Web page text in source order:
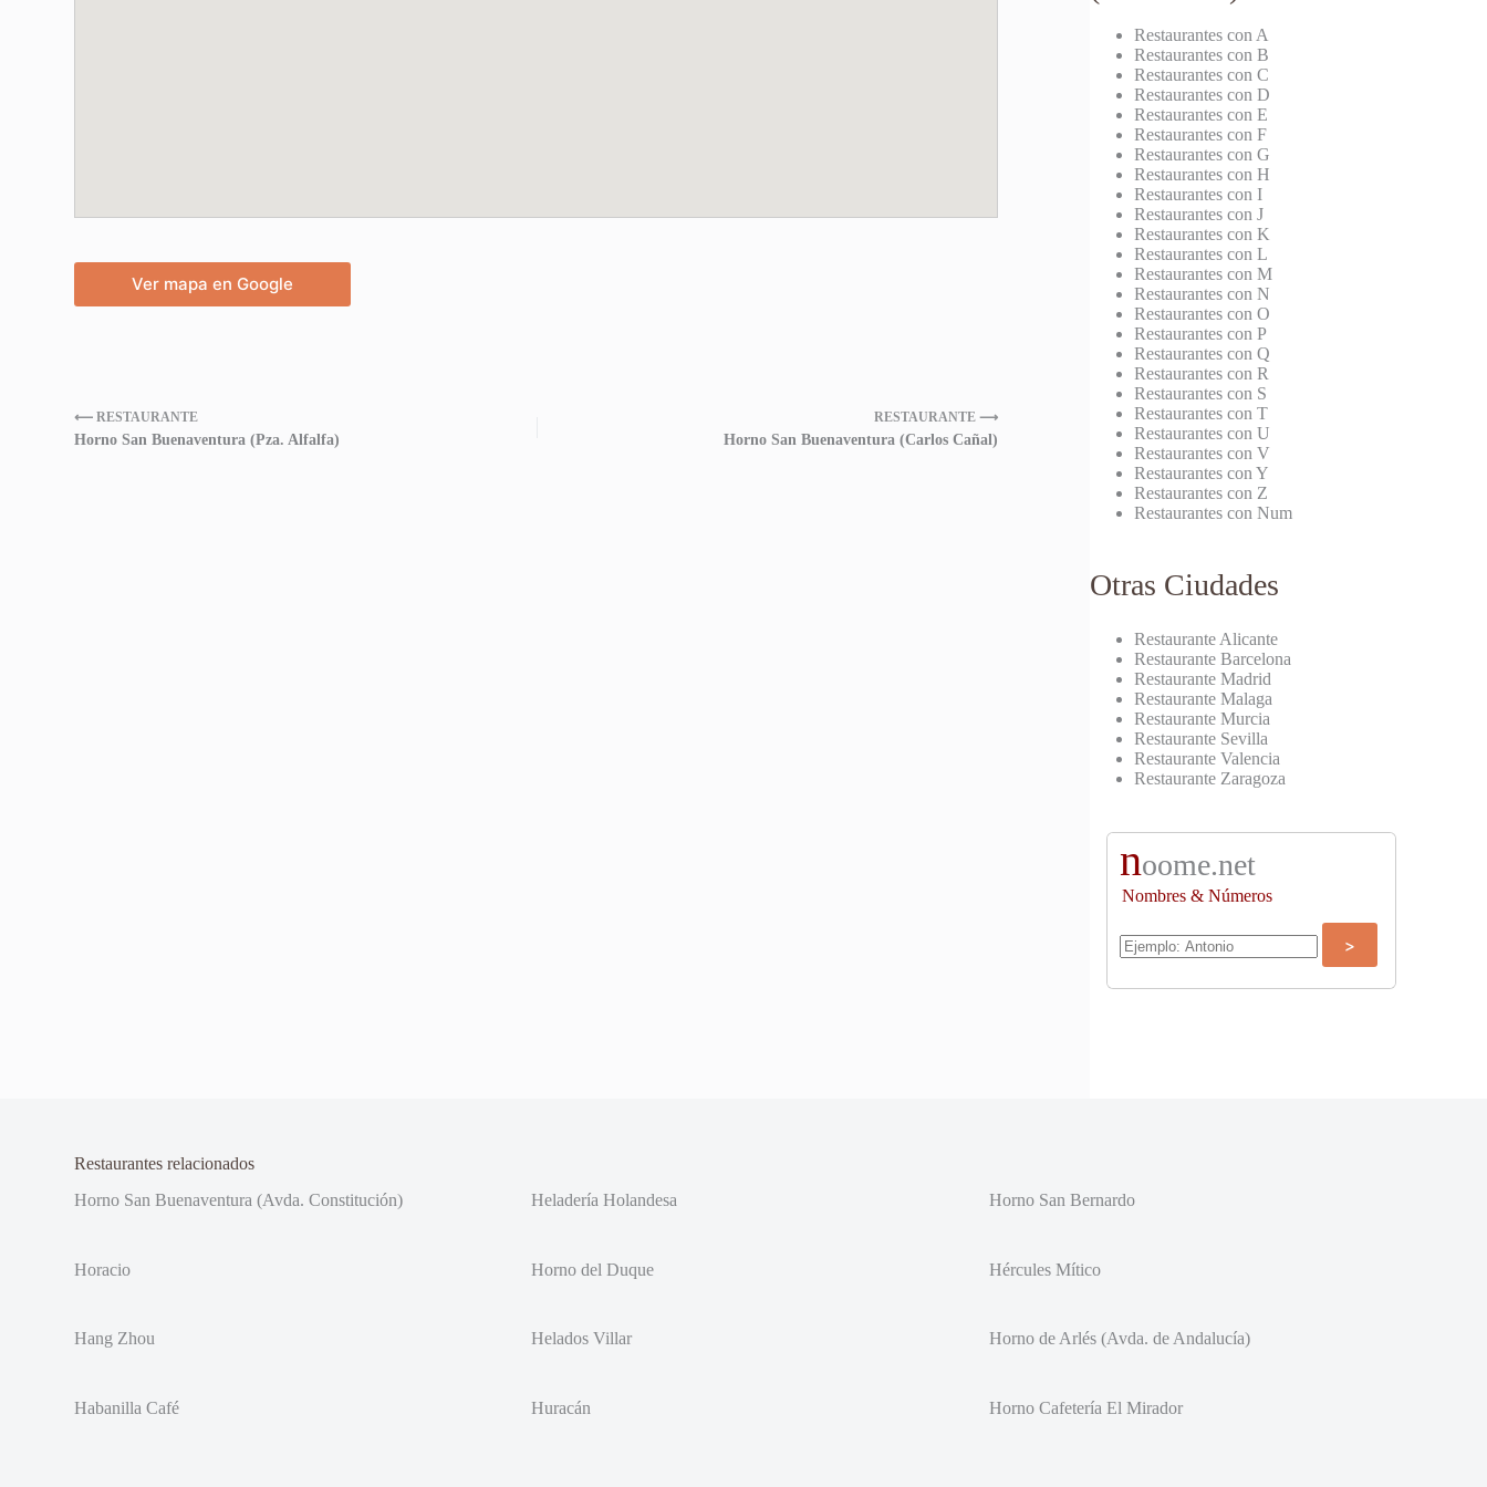
Ver mapa en Google
⟵ RESTAURANTE
Horno San Buenaventura (Pza. Alfalfa)
RESTAURANTE ⟶
Horno San Buenaventura (Carlos Cañal)
Restaurantes con A
Restaurantes con B
Restaurantes con C
Restaurantes con D
Restaurantes con E
Restaurantes con F
Restaurantes con G
Restaurantes con H
Restaurantes con I
Restaurantes con J
Restaurantes con K
Restaurantes con L
Restaurantes con M
Restaurantes con N
Restaurantes con O
Restaurantes con P
Restaurantes con Q
Restaurantes con R
Restaurantes con S
Restaurantes con T
Restaurantes con U
Restaurantes con V
Restaurantes con Y
Restaurantes con Z
Restaurantes con Num
Otras Ciudades
Restaurante Alicante
Restaurante Barcelona
Restaurante Madrid
Restaurante Malaga
Restaurante Murcia
Restaurante Sevilla
Restaurante Valencia
Restaurante Zaragoza
noome.net
Nombres & Números
Restaurantes relacionados
Horno San Buenaventura (Avda. Constitución)
Heladería Holandesa Horno San Bernardo
Horacio Horno del Duque Hércules Mítico
Hang Zhou Helados Villar Horno de Arlés (Avda. de Andalucía)
Habanilla Café Huracán Horno Cafetería El Mirador